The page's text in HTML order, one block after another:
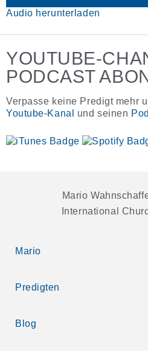
Audio-
Audio herunterladen
YOUTUBE-
PODCAST
Verpasse keine Predigt mehr
Youtube-Kanal
und seinen
Mario
International
Mario
Predigten
Blog